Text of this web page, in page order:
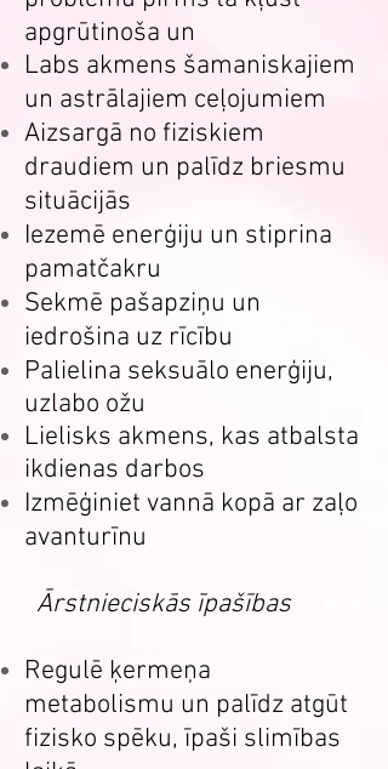
apgrūtinoša un
Labs akmens šamaniskajiem
un astrālajiem ceļojumiem
Aizsargā no fiziskiem
draudiem un palīdz briesmu
situācijās
Iezemē enerģiju un stiprina
pamatčakru
Sekmē pašapziņu un
iedrošina uz rīcību
Palielina seksuālo enerģiju,
uzlabo ožu
Lielisks akmens, kas atbalsta
ikdienas darbos
Izmēģiniet vannā kopā ar zaļo
avanturīnu
Ārstnieciskās īpašības
Regulē ķermeņa
metabolismu un palīdz atgūt
fizisko spēku, īpaši slimības